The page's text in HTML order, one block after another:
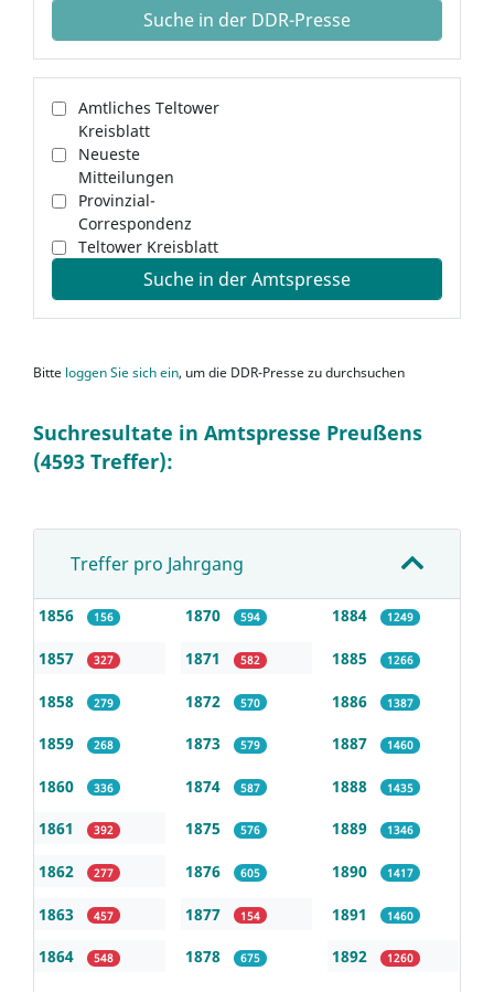
Suche in der DDR-Presse
Amtliches Teltower
Kreisblatt
Neueste
Mitteilungen
Provinzial-
Correspondenz
Teltower Kreisblatt
Suche in der Amtspresse
Bitte loggen Sie sich ein, um die DDR-Presse zu durchsuchen
Suchresultate in Amtspresse Preußens
(4593 Treffer):
Treffer pro Jahrgang
1856 156
1857 327
1858 279
1859 268
1860 336
1861 392
1862 277
1863 457
1864 548
1870 594
1871 582
1872 570
1873 579
1874 587
1875 576
1876 605
1877 154
1878 675
1884 1249
1885 1266
1886 1387
1887 1460
1888 1435
1889 1346
1890 1417
1891 1460
1892 1260